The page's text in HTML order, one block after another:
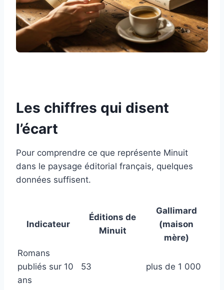
Les chiffres qui disent
l’écart
Pour comprendre ce que représente Minuit
dans le paysage éditorial français, quelques
données suffisent.
Indicateur
Éditions de
Minuit
Gallimard
(maison
mère)
Romans
publiés sur 10
ans
53 plus de 1 000